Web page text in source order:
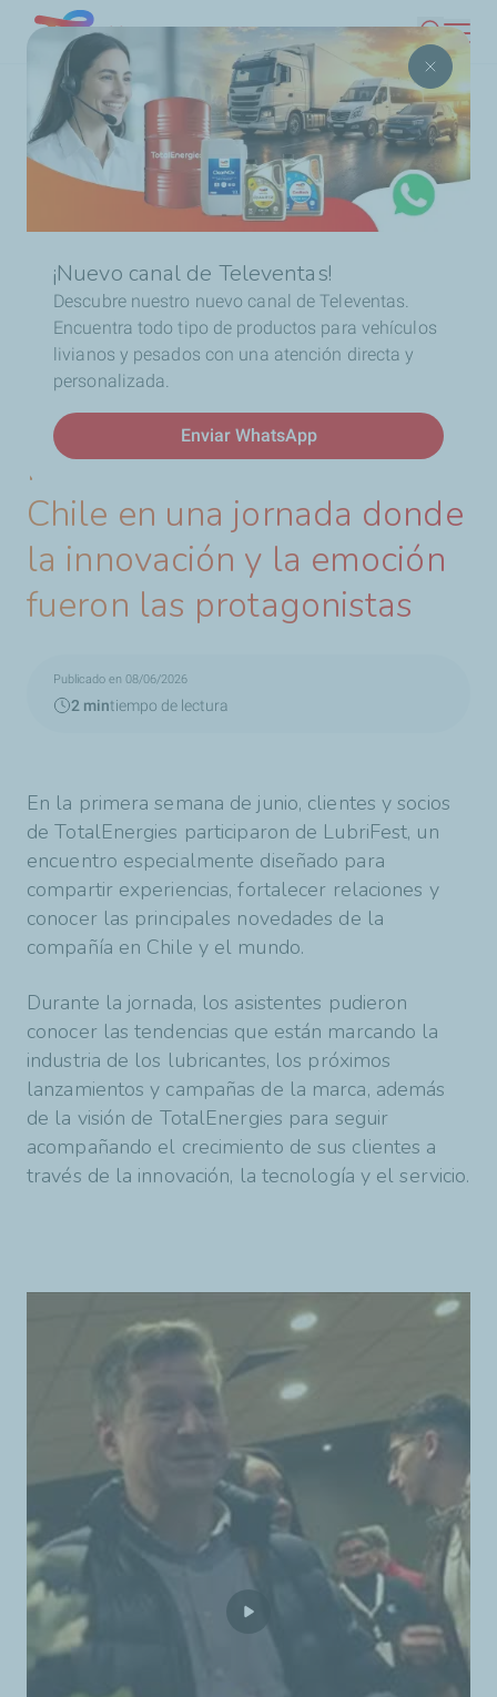
Pasar
al
contenido
principal
¡Nuevo canal de Televentas!
Descubre nuestro nuevo canal de Televentas.
Encuentra todo tipo de productos para vehículos
livianos y pesados con una atención directa y
personalizada.
Enviar WhatsApp
Chile
Buscar
Ruta
de
navegación
Noticias
LubriFest TotalEnergies reunió a clientes
de todo Chile en una jornada donde la innovación y la emoción
fueron las protagonistas
News
LubriFest TotalEnergies
reunió a clientes de todo
Chile en una jornada donde
la innovación y la emoción
fueron las protagonistas
Publicado en 08/06/2026
2 mintiempo de lectura
En la primera semana de junio, clientes y socios
de TotalEnergies participaron de LubriFest, un
encuentro especialmente diseñado para
compartir experiencias, fortalecer relaciones y
conocer las principales novedades de la
compañía en Chile y el mundo.
Durante la jornada, los asistentes pudieron
conocer las tendencias que están marcando la
industria de los lubricantes, los próximos
lanzamientos y campañas de la marca, además
de la visión de TotalEnergies para seguir
acompañando el crecimiento de sus clientes a
través de la innovación, la tecnología y el servicio.